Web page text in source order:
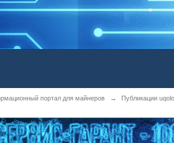
портал для майнеров → Публикации